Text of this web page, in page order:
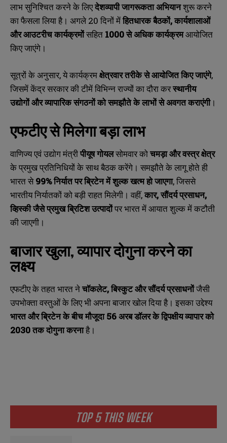
TOP 5 THIS WEEK
लाभ सुनिश्चित करने के लिएदेशव्यापी जागरूकता अभियानशुरू करने
का फैसला लिया है। अगले 20 दिनों मेंहितधारक बैठकों,कार्यशालाओं
और आउटरीच कार्यक्रमोंसहित 1000से अधिक कार्यक्रमआयोजित
किए जाएंगे।
सूत्रों के अनुसार, ये कार्यक्रमक्षेत्रवार तरीके से आयोजित किए जाएंगे,
जिसमें केंद्र सरकार की टीमें विभिन्न राज्यों का दौरा करस्थानीय
उद्योगों और व्यापारिक संगठनों को समझौते के लाभों से अवगत कराएंगी।
एफटीए से मिलेगा बड़ा लाभ
वाणिज्य एवं उद्योग मंत्रीपीयूष गोयलसोमवार कोचमड़ा और वस्त्र क्षेत्र
के प्रमुख प्रतिनिधियों के साथ बैठक करेंगे। समझौते के लागू होते ही
भारत से99%निर्यात पर ब्रिटेन में शुल्क खत्म हो जाएगा, जिससे
भारतीय निर्यातकों को बड़ी राहत मिलेगी। वहीं,कार,सौंदर्य प्रसाधन,
व्हिस्की जैसे प्रमुख ब्रिटिश उत्पादोंपर भारत में आयात शुल्क में कटौती
की जाएगी।
बाजार खुला,व्यापार दोगुना करने का
लक्ष्य
एफटीए के तहत भारत नेचॉकलेट,बिस्कुट और सौंदर्य प्रसाधनोंजैसी
उपभोक्ता वस्तुओं के लिए भी अपना बाजार खोल दिया है। इसका उद्देश्य
भारत और ब्रिटेन के बीच मौजूदा 56अरब डॉलर के द्विपक्षीय व्यापार को
2030तक दोगुना करनाहै।